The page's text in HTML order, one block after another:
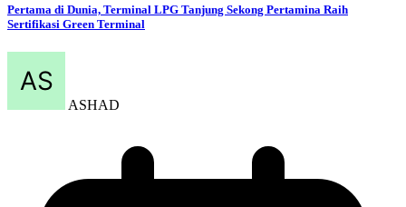
Pertama di Dunia, Terminal LPG Tanjung Sekong Pertamina Raih
Sertifikasi Green Terminal
ASHAD